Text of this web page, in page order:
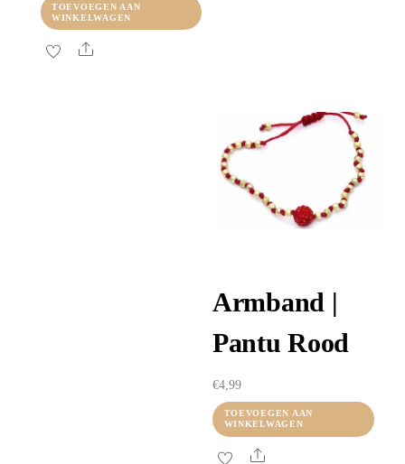
TOEVOEGEN AAN
WINKELWAGEN
Share
Armband |
Pantu Rood
€4,99
TOEVOEGEN AAN
WINKELWAGEN
Share